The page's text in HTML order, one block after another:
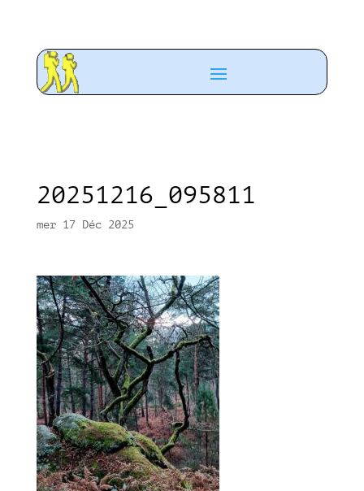
20251216_095811
mer 17 Déc 2025